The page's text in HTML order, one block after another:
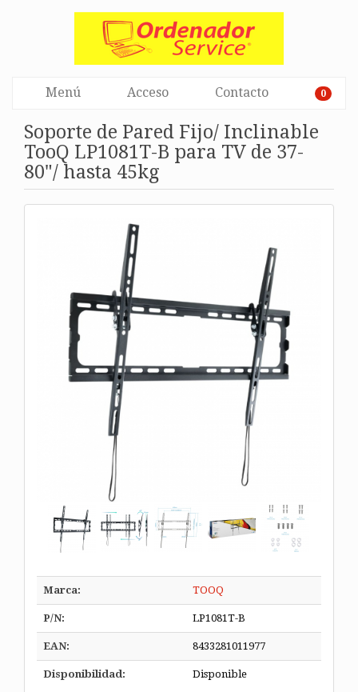
Menú Acceso Contacto 0
Soporte de Pared Fijo/ Inclinable
TooQ LP1081T-B para TV de 37-
80"/ hasta 45kg
Marca: TOOQ
P/N: LP1081T-B
EAN: 8433281011977
Disponibilidad: Disponible